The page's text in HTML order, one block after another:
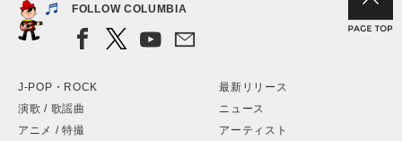
FOLLOW COLUMBIA
J-POP・ROCK
演歌 / 歌謡曲
アニメ / 特撮
最新リリース
ニュース
アーティスト